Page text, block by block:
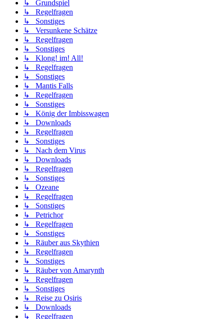
↳ Grundspiel
↳ Regelfragen
↳ Sonstiges
↳ Versunkene Schätze
↳ Regelfragen
↳ Sonstiges
↳ Klong! im! All!
↳ Regelfragen
↳ Sonstiges
↳ Mantis Falls
↳ Regelfragen
↳ Sonstiges
↳ König der Imbisswagen
↳ Downloads
↳ Regelfragen
↳ Sonstiges
↳ Nach dem Virus
↳ Downloads
↳ Regelfragen
↳ Sonstiges
↳ Ozeane
↳ Regelfragen
↳ Sonstiges
↳ Petrichor
↳ Regelfragen
↳ Sonstiges
↳ Räuber aus Skythien
↳ Regelfragen
↳ Sonstiges
↳ Räuber von Amarynth
↳ Regelfragen
↳ Sonstiges
↳ Reise zu Osiris
↳ Downloads
↳ Regelfragen